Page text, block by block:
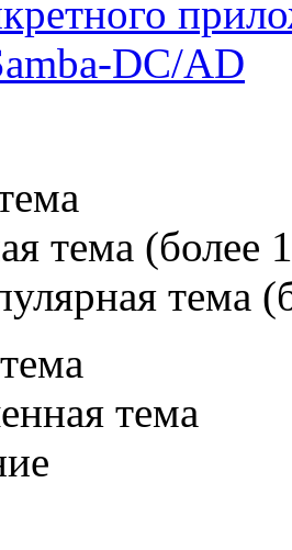
DC/AD
тема (более
тема
тема